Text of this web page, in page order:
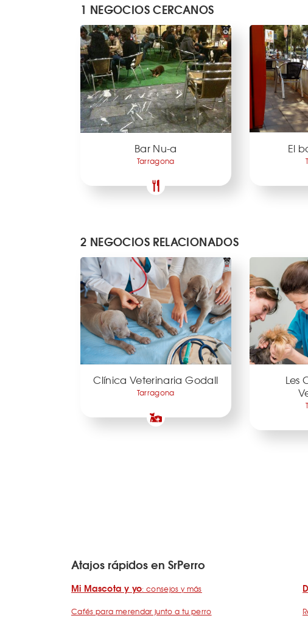
1 NEGOCIOS CERCANOS
Bar Nu-a
Tarragona
El
2 NEGOCIOS RELACIONADOS
Clínica Veterinaria Godall
Tarragona
Les
Atajos rápidos en SrPerro
Mi Mascota y yo: consejos y más
Cafés para merendar junto a tu perro